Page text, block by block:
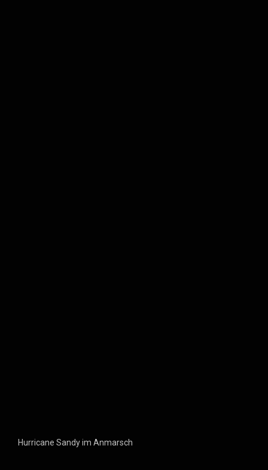
Hurricane Sandy im Anmarsch